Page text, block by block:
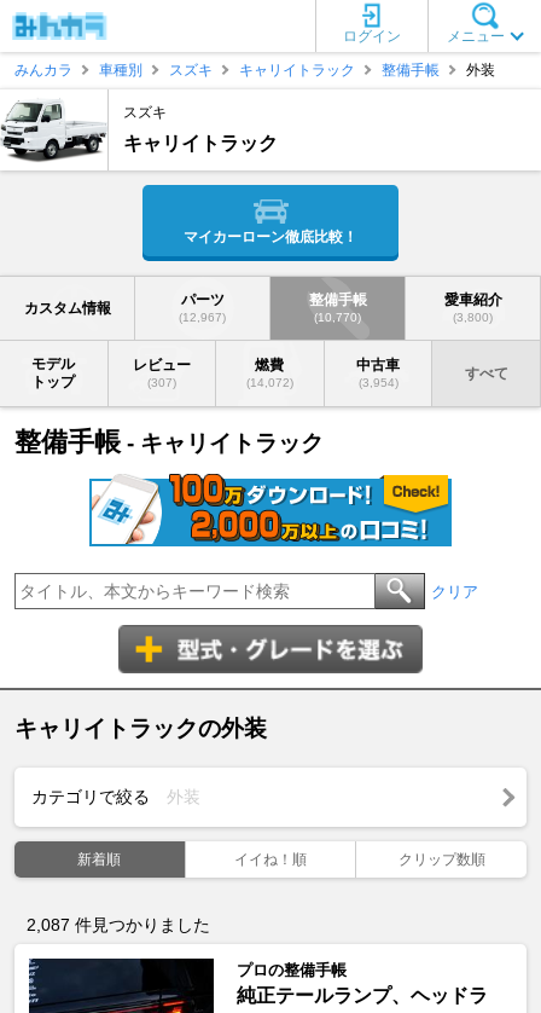
メニュー
ログイン
みんカラ
車種別 スズキ キャリイトラック 整備手帳 外装
スズキ
キャリイトラック
マイカーローン徹底比較！
カスタム情報 パーツ
(12,967)
整備手帳
(10,770)
愛車紹介
(3,800)
モデル
トップ
レビュー
(307)
燃費
(14,072)
中古車
(3,954)
すべて
整備手帳 - キャリイトラック
クリア
キャリイトラックの外装
カテゴリで絞る 外装
新着順 イイね！順 クリップ数順
2,087 件見つかりました
プロの整備手帳
純正テールランプ、ヘッドラ